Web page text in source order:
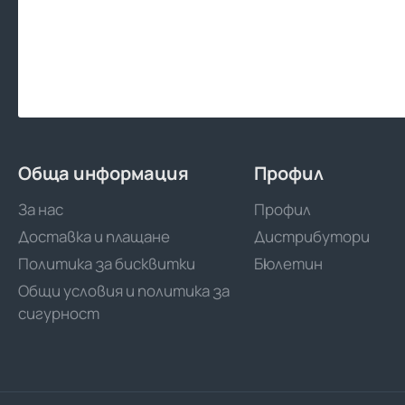
Обща информация
За нас
Доставка и плащане
Политика за бисквитки
Общи условия и политика за
сигурност
Профил
Профил
Дистрибутори
Бюлетин